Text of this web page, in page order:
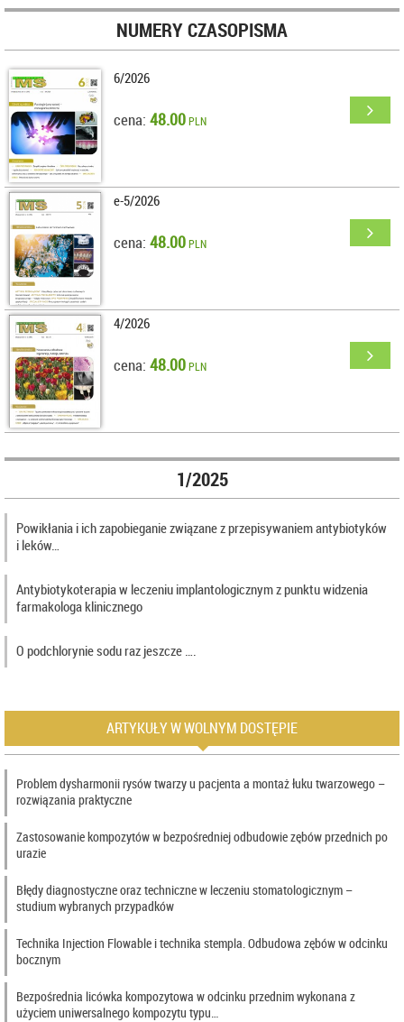
NUMERY CZASOPISMA
6/2026
cena: 48.00PLN
e-5/2026
cena: 48.00PLN
4/2026
cena: 48.00PLN
1/2025
Powikłania i ich zapobieganie związane z przepisywaniem antybiotyków
i leków…
Antybiotykoterapia w leczeniu implantologicznym z punktu widzenia
farmakologa klinicznego
O podchlorynie sodu raz jeszcze ….
ARTYKUŁY W WOLNYM DOSTĘPIE
Problem dysharmonii rysów twarzy u pacjenta a montaż łuku twarzowego –
rozwiązania praktyczne
Zastosowanie kompozytów w bezpośredniej odbudowie zębów przednich po
urazie
Błędy diagnostyczne oraz techniczne w leczeniu stomatologicznym –
studium wybranych przypadków
Technika Injection Flowable i technika stempla. Odbudowa zębów w odcinku
bocznym
Bezpośrednia licówka kompozytowa w odcinku przednim wykonana z
użyciem uniwersalnego kompozytu typu…